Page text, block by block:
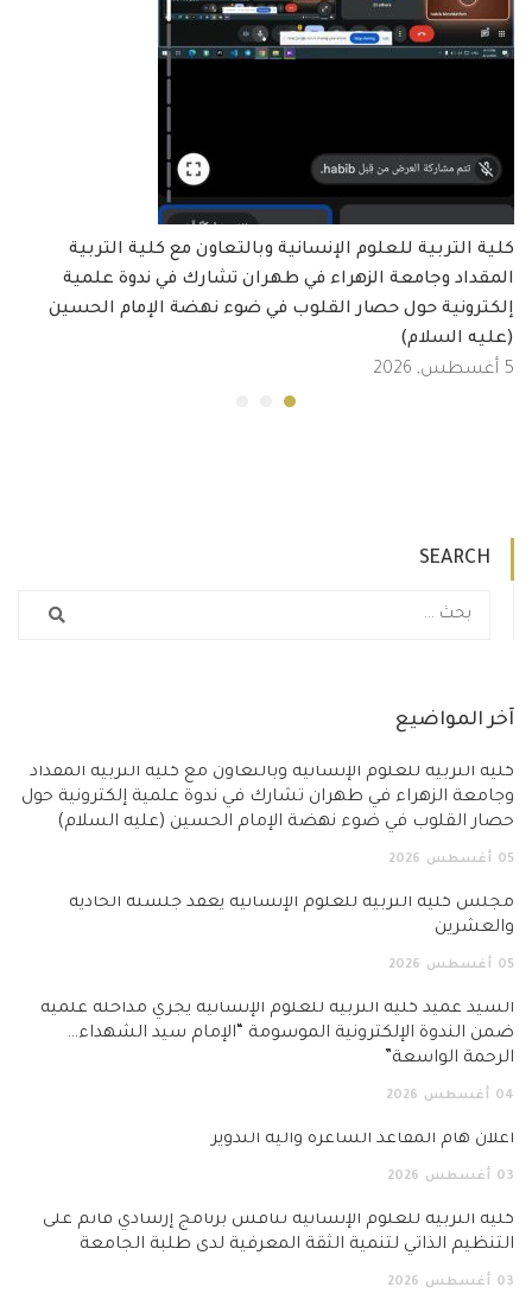
كلية التربية للعلوم الإنسانية وبالتعاون مع كلية التربية
المقداد وجامعة الزهراء في طهران تشارك في ندوة علمية
إلكترونية حول حصار القلوب في ضوء نهضة الإمام الحسين
(عليه السلام)
5 أغسطس, 2026
SEARCH
آخر المواضيع
كلية التربية للعلوم الإنسانية وبالتعاون مع كلية التربية المقداد
وجامعة الزهراء في طهران تشارك في ندوة علمية إلكترونية حول
حصار القلوب في ضوء نهضة الإمام الحسين (عليه السلام)
05 أغسطس 2026
مجلس كلية التربية للعلوم الإنسانية يعقد جلسته الحادية
والعشرين
05 أغسطس 2026
السيد عميد كلية التربية للعلوم الإنسانية يجري مداخلة علمية
ضمن الندوة الإلكترونية الموسومة “الإمام سيد الشهداء…
الرحمة الواسعة”
04 أغسطس 2026
اعلان هام المقاعد الشاغرة وآلية التدوير
03 أغسطس 2026
كلية التربية للعلوم الإنسانية تناقش برنامج إرشادي قائم على
التنظيم الذاتي لتنمية الثقة المعرفية لدى طلبة الجامعة
03 أغسطس 2026